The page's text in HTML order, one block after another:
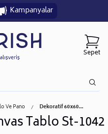
Kampanyalar
Sepet
Ve Pano Dekoratif 60x60...
Tablo St-1042